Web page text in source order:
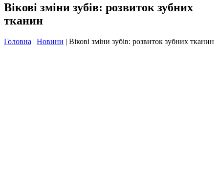
Вікові зміни зубів: розвиток зубних
тканин
Головна | Новини | Вікові зміни зубів: розвиток зубних тканин